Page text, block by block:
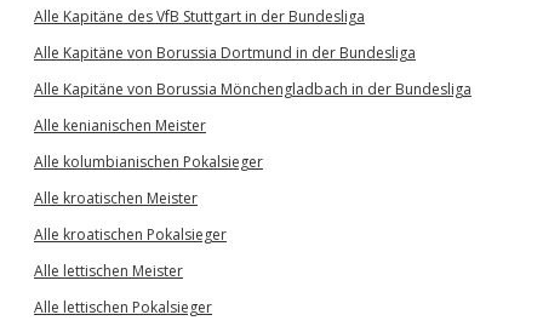
Alle Kapitäne des VfB Stuttgart in der Bundesliga
Alle Kapitäne von Borussia Dortmund in der Bundesliga
Alle Kapitäne von Borussia Mönchengladbach in der Bundesliga
Alle kenianischen Meister
Alle kolumbianischen Pokalsieger
Alle kroatischen Meister
Alle kroatischen Pokalsieger
Alle lettischen Meister
Alle lettischen Pokalsieger